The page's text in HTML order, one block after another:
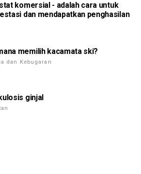
komersial - adalah cara untuk
dan mendapatkan penghasilan
memilih kacamata ski?
dan Kebugaran
ginjal